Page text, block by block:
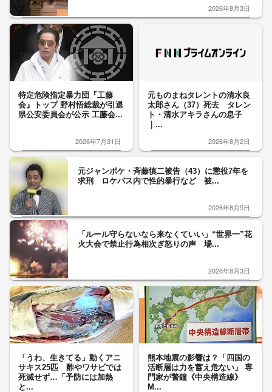
2026年8月3日
特定危険指定暴力団『工藤
会』トップ 野村悟総裁が引退
県公安委員会が公示 工藤会...
2026年7月31日
元ものまねタレントの清水良
太郎さん（37）死去 タレン
ト・清水アキラさんの息子
｜...
2026年8月2日
元ジャンポケ・斉藤慎二被告（43）に懲役7年を
求刑 ロケバス内で性的暴行など 被...
2026年8月5日
「ルール守らないなら来なくていい」“世界一”花
火大会で禁止行為相次ぎ怒りの声 場...
2026年8月3日
「うわ、生きてる」動くアニ
サキス25匹 酢やワサビでは
死滅せず…「予防には加熱
と...
熊本地震の影響は？「四国の
活断層は力を蓄え危ない」 専
門家が警鐘《中央構造線》
M...